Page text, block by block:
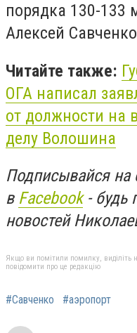
порядка 130-133
Алексей
Читайте также:
ОГА написал
от должности на
делу Волошина
Подписывайся на
в Facebook- будь
новостей
Якщо ви помітили помилку, виділіть
повідомити про це редакцію
#Савченко #аэропорт